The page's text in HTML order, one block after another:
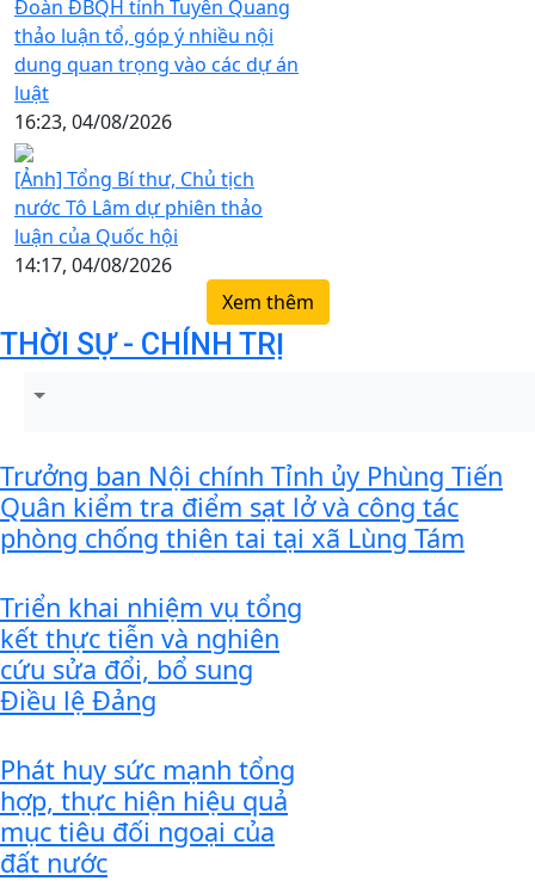
Đoàn ĐBQH tỉnh Tuyên Quang
thảo luận tổ, góp ý nhiều nội
dung quan trọng vào các dự án
luật
16:23, 04/08/2026
[Ảnh] Tổng Bí thư, Chủ tịch
nước Tô Lâm dự phiên thảo
luận của Quốc hội
14:17, 04/08/2026
Xem thêm
THỜI SỰ - CHÍNH TRỊ
Trưởng ban Nội chính Tỉnh ủy Phùng Tiến
Quân kiểm tra điểm sạt lở và công tác
phòng chống thiên tai tại xã Lùng Tám
Triển khai nhiệm vụ tổng
kết thực tiễn và nghiên
cứu sửa đổi, bổ sung
Điều lệ Đảng
Phát huy sức mạnh tổng
hợp, thực hiện hiệu quả
mục tiêu đối ngoại của
đất nước